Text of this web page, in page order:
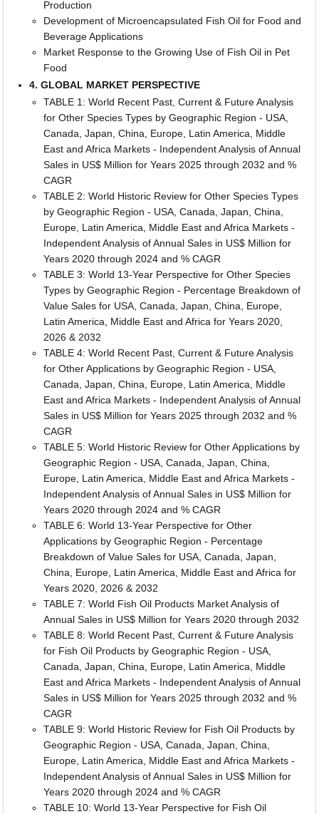
Production
Development of Microencapsulated Fish Oil for Food and
Beverage Applications
Market Response to the Growing Use of Fish Oil in Pet
Food
4. GLOBAL MARKET PERSPECTIVE
TABLE 1: World Recent Past, Current & Future Analysis
for Other Species Types by Geographic Region - USA,
Canada, Japan, China, Europe, Latin America, Middle
East and Africa Markets - Independent Analysis of Annual
Sales in US$ Million for Years 2025 through 2032 and %
CAGR
TABLE 2: World Historic Review for Other Species Types
by Geographic Region - USA, Canada, Japan, China,
Europe, Latin America, Middle East and Africa Markets -
Independent Analysis of Annual Sales in US$ Million for
Years 2020 through 2024 and % CAGR
TABLE 3: World 13-Year Perspective for Other Species
Types by Geographic Region - Percentage Breakdown of
Value Sales for USA, Canada, Japan, China, Europe,
Latin America, Middle East and Africa for Years 2020,
2026 & 2032
TABLE 4: World Recent Past, Current & Future Analysis
for Other Applications by Geographic Region - USA,
Canada, Japan, China, Europe, Latin America, Middle
East and Africa Markets - Independent Analysis of Annual
Sales in US$ Million for Years 2025 through 2032 and %
CAGR
TABLE 5: World Historic Review for Other Applications by
Geographic Region - USA, Canada, Japan, China,
Europe, Latin America, Middle East and Africa Markets -
Independent Analysis of Annual Sales in US$ Million for
Years 2020 through 2024 and % CAGR
TABLE 6: World 13-Year Perspective for Other
Applications by Geographic Region - Percentage
Breakdown of Value Sales for USA, Canada, Japan,
China, Europe, Latin America, Middle East and Africa for
Years 2020, 2026 & 2032
TABLE 7: World Fish Oil Products Market Analysis of
Annual Sales in US$ Million for Years 2020 through 2032
TABLE 8: World Recent Past, Current & Future Analysis
for Fish Oil Products by Geographic Region - USA,
Canada, Japan, China, Europe, Latin America, Middle
East and Africa Markets - Independent Analysis of Annual
Sales in US$ Million for Years 2025 through 2032 and %
CAGR
TABLE 9: World Historic Review for Fish Oil Products by
Geographic Region - USA, Canada, Japan, China,
Europe, Latin America, Middle East and Africa Markets -
Independent Analysis of Annual Sales in US$ Million for
Years 2020 through 2024 and % CAGR
TABLE 10: World 13-Year Perspective for Fish Oil